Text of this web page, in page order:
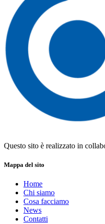
Questo sito è realizzato in
Mappa del sito
Home
Chi siamo
Cosa facciamo
News
Contatti